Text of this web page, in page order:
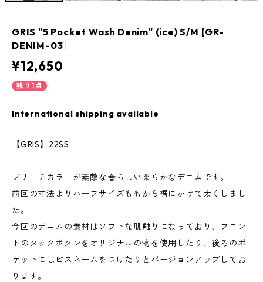
GRIS "5 Pocket Wash Denim" (ice) S/M [GR-
DENIM-03］
¥12,650
残り1点
International shipping available
【GRIS】22SS
ブリーチカラーが素敵な春らしい柔らかなデニムです。
前回の寸法よりハーフサイズももから裾にかけて太くしまし
た。
今回のデニムの素材はソフトな肌触りになっており、フロン
トのタックボタンをオリジナルの物を使用したり、後ろのポ
ケットにはピスネームをつけたりとバージョンアップしてお
ります。